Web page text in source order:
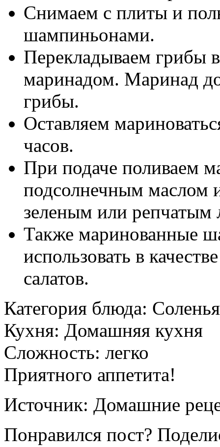
Снимаем с плиты и
шампиньонами.
Перекладываем грибы
маринадом. Маринад
грибы.
Оставляем
часов.
При подаче поливаем
подсолнечным маслом
зеленым или репчатым
Также маринованные
использовать в
салатов.
Категория блюда: Соленья
Кухня: Домашняя кухня
Сложность: легко
Приятного аппетита!
Источник: Домашние
Понравился пост?